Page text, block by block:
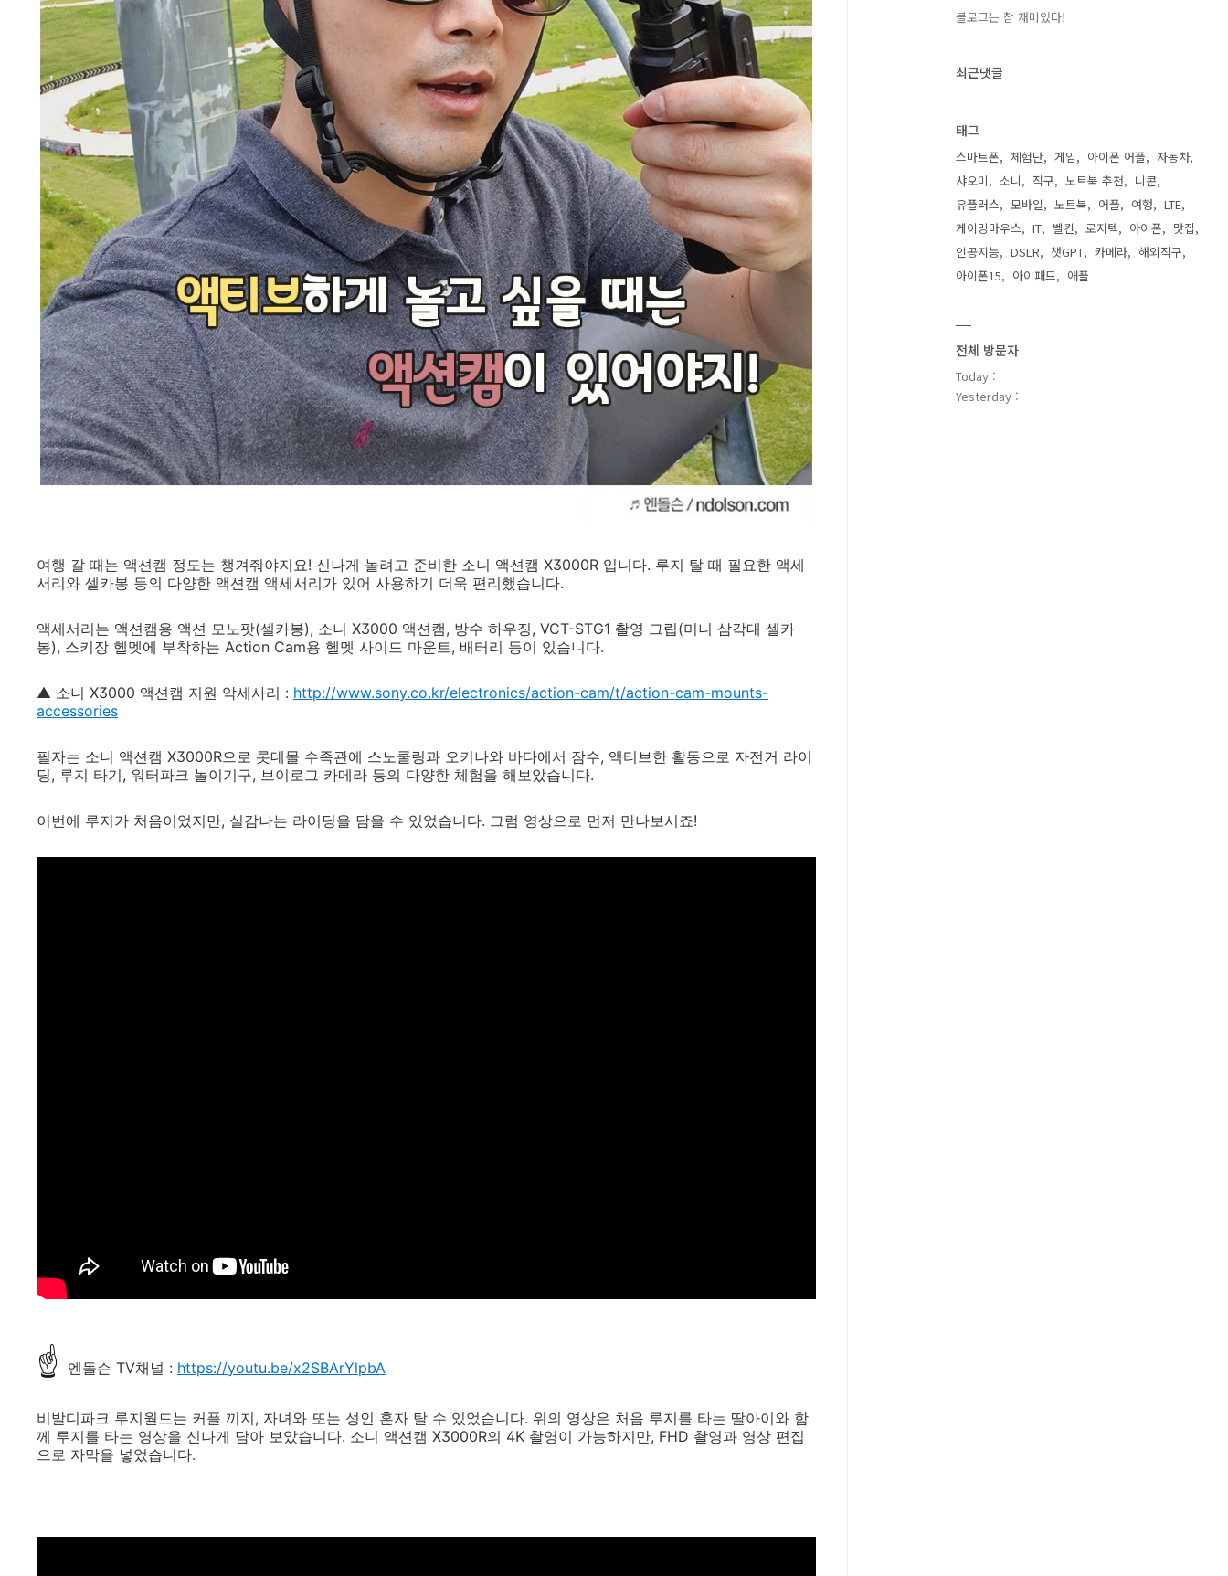
여행 갈 때는 액션캠 정도는 챙겨줘야지요! 신나게 놀려고 준비한 소니 액션캠 X3000R 입니다. 루지 탈 때 필요한 액세
서리와 셀카봉 등의 다양한 액션캠 액세서리가 있어 사용하기 더욱 편리했습니다.
액세서리는 액션캠용 액션 모노팟(셀카봉), 소니 X3000 액션캠, 방수 하우징, VCT-STG1 촬영 그립(미니 삼각대 셀카
봉), 스키장 헬멧에 부착하는 Action Cam용 헬멧 사이드 마운트, 배터리 등이 있습니다.
▲ 소니 X3000 액션캠 지원 악세사리 : http://www.sony.co.kr/electronics/action-cam/t/action-cam-mounts-
accessories
필자는 소니 액션캠 X3000R으로 롯데몰 수족관에 스노쿨링과 오키나와 바다에서 잠수, 액티브한 활동으로 자전거 라이
딩, 루지 타기, 워터파크 놀이기구, 브이로그 카메라 등의 다양한 체험을 해보았습니다.
이번에 루지가 처음이었지만, 실감나는 라이딩을 담을 수 있었습니다. 그럼 영상으로 먼저 만나보시죠!
☝ 엔돌슨 TV채널 : https://youtu.be/x2SBArYlpbA
비발디파크 루지월드는 커플 끼지, 자녀와 또는 성인 혼자 탈 수 있었습니다. 위의 영상은 처음 루지를 타는 딸아이와 함
께 루지를 타는 영상을 신나게 담아 보았습니다. 소니 액션캠 X3000R의 4K 촬영이 가능하지만, FHD 촬영과 영상 편집
으로 자막을 넣었습니다.
블로그는 참 재미있다!
최근댓글
태그
스마트폰 체험단 게임 아이폰 어플
자동차
샤오미
소니 직구 노트북 추천
니콘
유플러스
모바일 노트북 어플 여행
LTE
게이밍마우스
IT 벨킨 로지텍 아이폰
맛집
인공지능
DSLR 챗GPT 카메라
해외직구
아이폰15
아이패드 애플
전체 방문자
Today :
Yesterday :